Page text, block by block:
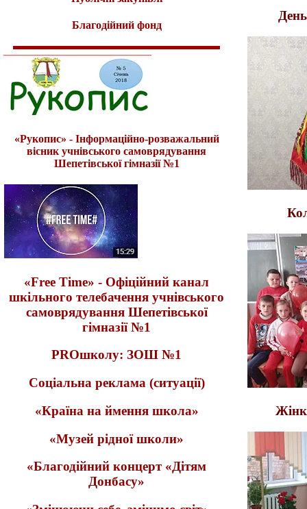
Благодійний фонд
«Рукопис» - Інформаційно-розважальний
вісник учнівського самоврядування
Шепетівської гімназії №1
«Free Time» - Офіційний канал
шкільного телебачення учнівського
самоврядування Шепетівської
гімназії №1
PROшколу: ЗОШ №1
Соціальна реклама (ситуації)
«Країна на ймення школа»
«Музей рідної школи»
«Благодійний концерт «Дітям
Донбасу»